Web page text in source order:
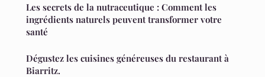
Les secrets de la nutraceutique : Comment les
ingrédients naturels peuvent transformer votre
santé
Dégustez les cuisines généreuses du restaurant à
Biarritz.